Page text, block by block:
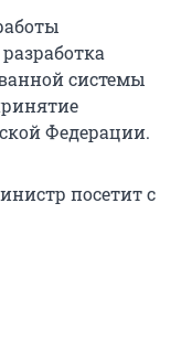
системы
Федерации.
посетит с